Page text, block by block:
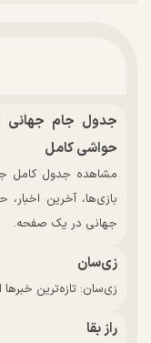
حواشی کامل
بازی‌ها، آخرین
جهانی در یک صفحه.
زی‌سان
زی‌سان: تازه‌ترین خبرها
راز بقا